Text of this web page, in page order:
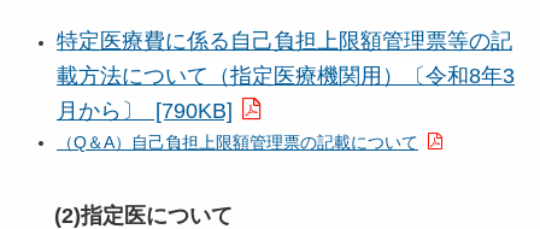
特定医療費に係る自己負担上限額管理票等の記
載方法について（指定医療機関用）〔令和8年3
月から〕 [790KB]
（Q＆A）自己負担上限額管理票の記載について
(2)指定医について